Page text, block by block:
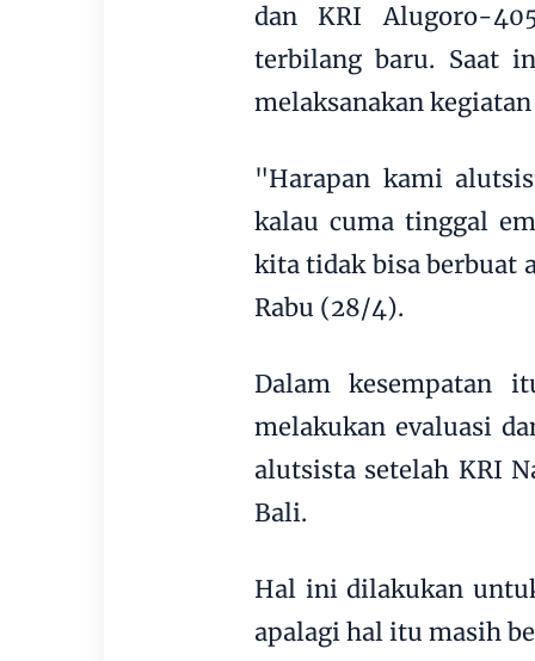
dan KRI Alugoro-
terbilang baru. Saat
melaksanakan
"Harapan kami
kalau cuma tinggal
kita tidak bisa berbuat
Rabu (28/4).
Dalam kesempatan
melakukan evaluasi
alutsista setelah KRI
Bali.
Hal ini dilakukan
apalagi hal itu masih